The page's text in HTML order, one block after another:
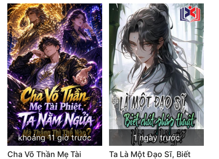
khoảng 11 giờ trước
Cha Võ Thần Mẹ Tài
1 ngày trước
Ta Là Một Đạo Sĩ, Biết